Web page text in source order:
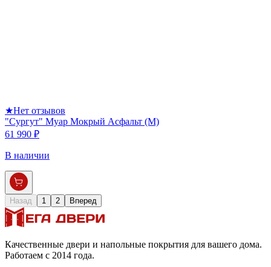
★Нет отзывов
"Сургут" Муар Мокрый Асфальт (М)
61 990 ₽
В наличии
Назад 1 2 Вперед
Качественные двери и напольные покрытия для вашего дома.
Работаем с 2014 года.